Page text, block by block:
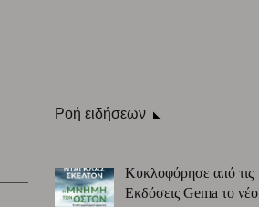
Ροή ειδήσεων
Κυκλοφόρησε από τις
Εκδόσεις Gema το νέο